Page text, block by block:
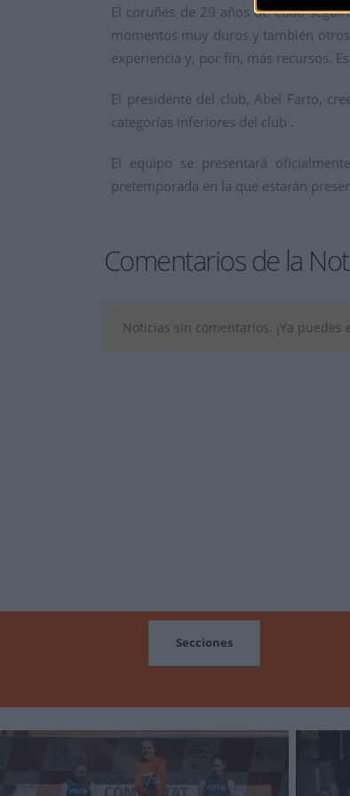
El coruñés de 29 años de edad
momentos muy duros y también
experiencia y, por fin, más recursos.
El presidente del club, Abel Farto,
categorías inferiores del club .
El equipo se presentará
pretemporada en la que estarán
Comentarios de la
Noticias sin comentarios. ¡Ya puedes
Secciones